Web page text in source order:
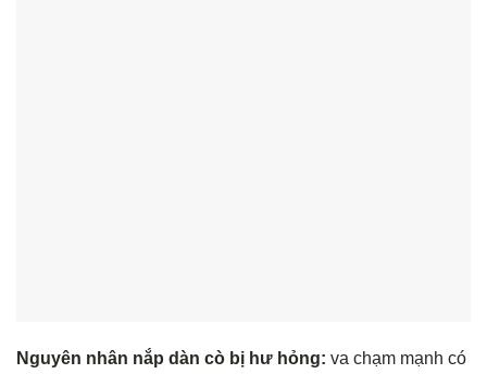
Nguyên nhân nắp dàn cò bị hư hỏng: va chạm mạnh có